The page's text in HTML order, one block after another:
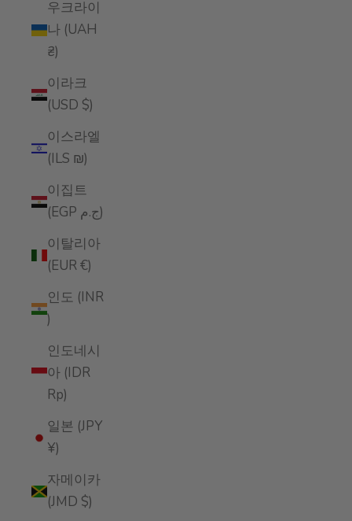
우크라이
나 (UAH
₴)
이라크
(USD $)
이스라엘
(ILS ₪)
이집트
(EGP ج.م)
이탈리아
(EUR €)
인도 (INR
₹)
인도네시
아 (IDR
Rp)
일본 (JPY
¥)
자메이카
(JMD $)